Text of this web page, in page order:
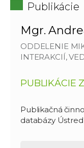
Publikácie
Mgr.
ODDELENIE
INTERAKCIÍ,
PUBLIKÁCIE
Publikačná
databázy